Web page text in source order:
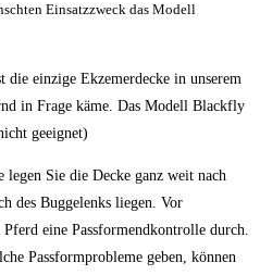
Einsatzzweck das Modell
einzige Ekzemerdecke in unserem
in Frage käme. Das Modell Blackfly
geeignet)
Sie die Decke ganz weit nach
des Buggelenks liegen. Vor
eine Passformendkontrolle durch.
Passformprobleme geben, können